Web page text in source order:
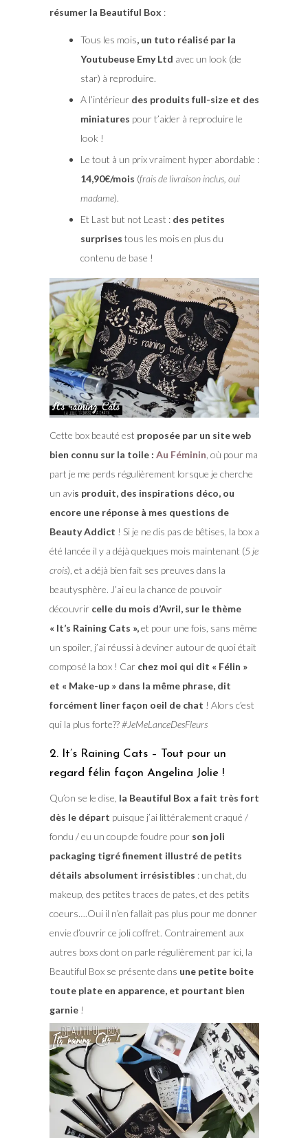
résumer la Beautiful Box :
Tous les mois, un tuto réalisé par la
Youtubeuse Emy Ltd avec un look (de
star) à reproduire.
A l’intérieur des produits full-size et des
miniatures pour t’aider à reproduire le
look !
Le tout à un prix vraiment hyper abordable :
14,90€/mois (frais de livraison inclus, oui
madame).
Et Last but not Least : des petites
surprises tous les mois en plus du
contenu de base !
Cette box beauté est proposée par un site web
bien connu sur la toile : Au Féminin , où pour ma
part je me perds régulièrement lorsque je cherche
un avis produit, des inspirations déco, ou
encore une réponse à mes questions de
Beauty Addict ! Si je ne dis pas de bêtises, la box a
été lancée il y a déjà quelques mois maintenant (5 je
crois), et a déjà bien fait ses preuves dans la
beautysphère. J’ai eu la chance de pouvoir
découvrir celle du mois d’Avril, sur le thème
« It’s Raining Cats »,et pour une fois, sans même
un spoiler, j’ai réussi à deviner autour de quoi était
composé la box ! Carchez moi qui dit « Félin »
et « Make-up » dans la même phrase, dit
forcément liner façon oeil de chat ! Alors c’est
qui la plus forte??#JeMeLanceDesFleurs
2. It’s Raining Cats – Tout pour un
regard félin façon Angelina Jolie !
Qu’on se le dise, la Beautiful Box a fait très fort
dès le départ puisque j’ai littéralement craqué /
fondu / eu un coup de foudre pour son joli
packaging tigré finement illustré de petits
détails absolument irrésistibles : un chat, du
makeup, des petites traces de pates, et des petits
coeurs….Oui il n’en fallait pas plus pour me donner
envie d’ouvrir ce joli coffret. Contrairement aux
autres boxs dont on parle régulièrement par ici, la
Beautiful Box se présente dans une petite boite
toute plate en apparence, et pourtant bien
garnie!